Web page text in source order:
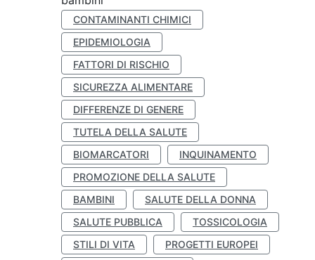
CONTAMINANTI CHIMICI
EPIDEMIOLOGIA
FATTORI DI RISCHIO
SICUREZZA ALIMENTARE
DIFFERENZE DI GENERE
TUTELA DELLA SALUTE
BIOMARCATORI
INQUINAMENTO
PROMOZIONE DELLA SALUTE
BAMBINI
SALUTE DELLA DONNA
SALUTE PUBBLICA
TOSSICOLOGIA
STILI DI VITA
PROGETTI EUROPEI